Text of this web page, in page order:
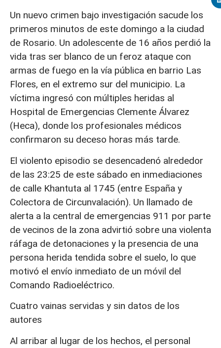
Un nuevo crimen bajo investigación sacude los
primeros minutos de este domingo a la ciudad
de Rosario. Un adolescente de 16 años perdió la
vida tras ser blanco de un feroz ataque con
armas de fuego en la vía pública en barrio Las
Flores, en el extremo sur del municipio. La
víctima ingresó con múltiples heridas al
Hospital de Emergencias Clemente Álvarez
(Heca), donde los profesionales médicos
confirmaron su deceso horas más tarde.
El violento episodio se desencadenó alrededor
de las 23:25 de este sábado en inmediaciones
de calle Khantuta al 1745 (entre España y
Colectora de Circunvalación). Un llamado de
alerta a la central de emergencias 911 por parte
de vecinos de la zona advirtió sobre una violenta
ráfaga de detonaciones y la presencia de una
persona herida tendida sobre el suelo, lo que
motivó el envío inmediato de un móvil del
Comando Radioeléctrico.
Cuatro vainas servidas y sin datos de los
autores
Al arribar al lugar de los hechos, el personal